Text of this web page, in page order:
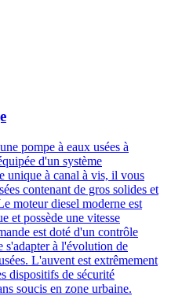
pompe à eaux usées à
d'un système
unique à canal à vis, il vous
contenant de gros solides et
moteur diesel moderne est
et possède une vitesse
est doté d'un contrôle
s'adapter à l'évolution de
L'auvent est extrêmement
dispositifs de sécurité
soucis en zone urbaine.